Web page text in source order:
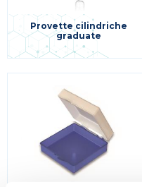
Provette cilindriche
graduate